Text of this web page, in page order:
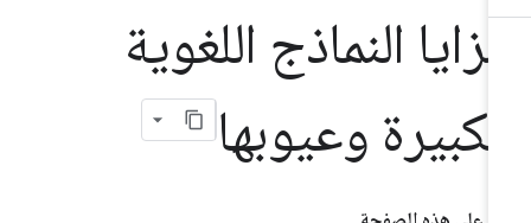
النماذج اللغوية
وعيوبها